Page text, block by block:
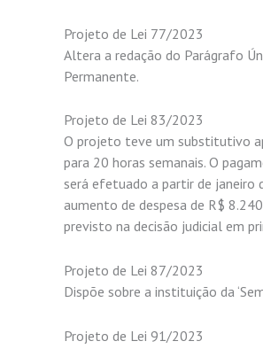
Projeto de Lei 77/2023
Altera a redação do Parágrafo
Permanente.
Projeto de Lei 83/2023
O projeto teve um substitutivo
para 20 horas semanais. O
será efetuado a partir de janeiro
aumento de despesa de R$
previsto na decisão judicial em
Projeto de Lei 87/2023
Dispõe sobre a instituição da
Projeto de Lei 91/2023